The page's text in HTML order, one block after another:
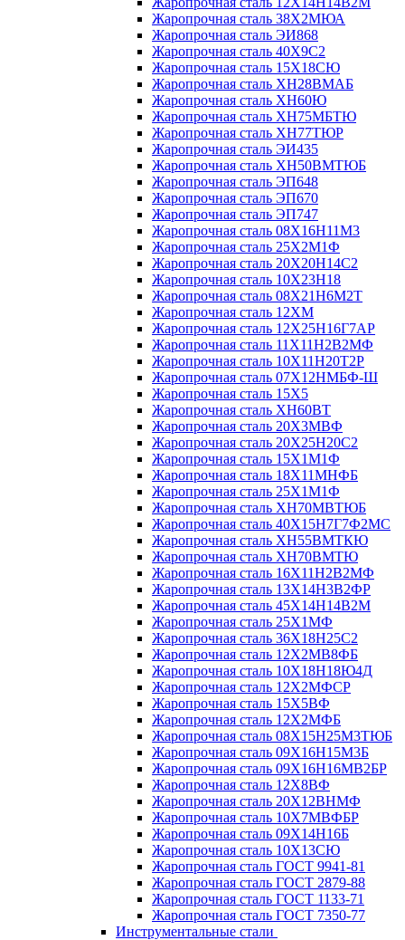
Жаропрочная сталь 38Х2МЮА
Жаропрочная сталь ЭИ868
Жаропрочная сталь 40Х9С2
Жаропрочная сталь 15Х18СЮ
Жаропрочная сталь ХН28ВМАБ
Жаропрочная сталь ХН60Ю
Жаропрочная сталь ХН75МБТЮ
Жаропрочная сталь ХН77ТЮР
Жаропрочная сталь ЭИ435
Жаропрочная сталь ХН50ВМТЮБ
Жаропрочная сталь ЭП648
Жаропрочная сталь ЭП670
Жаропрочная сталь ЭП747
Жаропрочная сталь 08Х16Н11М3
Жаропрочная сталь 25Х2М1Ф
Жаропрочная сталь 20Х20Н14С2
Жаропрочная сталь 10Х23Н18
Жаропрочная сталь 08Х21Н6М2Т
Жаропрочная сталь 12ХМ
Жаропрочная сталь 12Х25Н16Г7АР
Жаропрочная сталь 11Х11Н2В2МФ
Жаропрочная сталь 10Х11Н20Т2Р
Жаропрочная сталь 07Х12НМБФ-Ш
Жаропрочная сталь 15Х5
Жаропрочная сталь ХН60ВТ
Жаропрочная сталь 20Х3МВФ
Жаропрочная сталь 20Х25Н20С2
Жаропрочная сталь 15Х1М1Ф
Жаропрочная сталь 18Х11МНФБ
Жаропрочная сталь 25Х1М1Ф
Жаропрочная сталь ХН70МВТЮБ
Жаропрочная сталь 40Х15Н7Г7Ф2МС
Жаропрочная сталь ХН55ВМТКЮ
Жаропрочная сталь ХН70ВМТЮ
Жаропрочная сталь 16Х11Н2В2МФ
Жаропрочная сталь 13Х14Н3В2ФР
Жаропрочная сталь 45Х14Н14В2М
Жаропрочная сталь 25Х1МФ
Жаропрочная сталь 36Х18Н25С2
Жаропрочная сталь 12Х2МВ8ФБ
Жаропрочная сталь 10Х18Н18Ю4Д
Жаропрочная сталь 12Х2МФСР
Жаропрочная сталь 15Х5ВФ
Жаропрочная сталь 12Х2МФБ
Жаропрочная сталь 08Х15Н25М3ТЮБ
Жаропрочная сталь 09Х16Н15М3Б
Жаропрочная сталь 09Х16Н16МВ2БР
Жаропрочная сталь 12Х8ВФ
Жаропрочная сталь 20Х12ВНМФ
Жаропрочная сталь 10Х7МВФБР
Жаропрочная сталь 09Х14Н16Б
Жаропрочная сталь 10Х13СЮ
Жаропрочная сталь ГОСТ 9941-81
Жаропрочная сталь ГОСТ 2879-88
Жаропрочная сталь ГОСТ 1133-71
Жаропрочная сталь ГОСТ 7350-77
Инструментальные стали